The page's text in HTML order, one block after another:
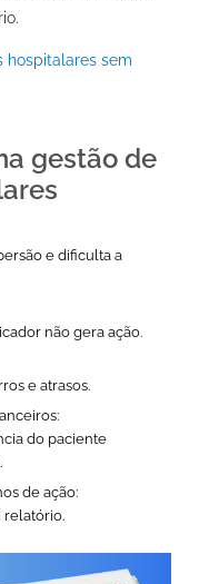
hospitalares sem
gestão de
e dificulta a
não gera ação.
e atrasos.
do paciente
de ação:
relatório.